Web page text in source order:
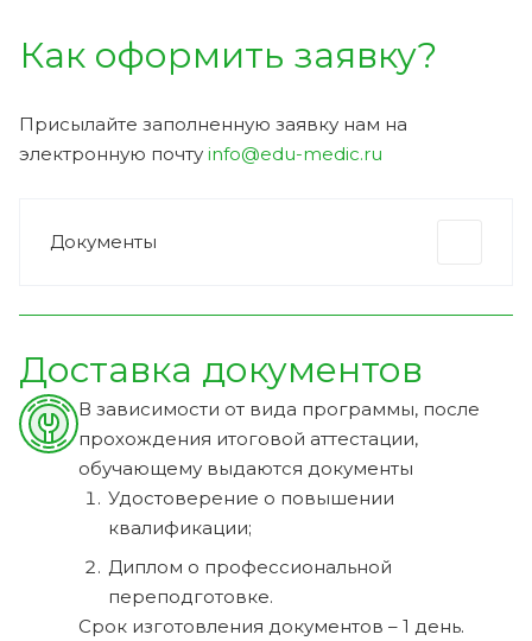
Как оформить заявку?
Присылайте заполненную заявку нам на
электронную почту info@edu-medic.ru
Документы
Доставка документов
В зависимости от вида программы, после
прохождения итоговой аттестации,
обучающему выдаются документы
Удостоверение о повышении
квалификации;
Диплом о профессиональной
переподготовке.
Срок изготовления документов – 1 день.